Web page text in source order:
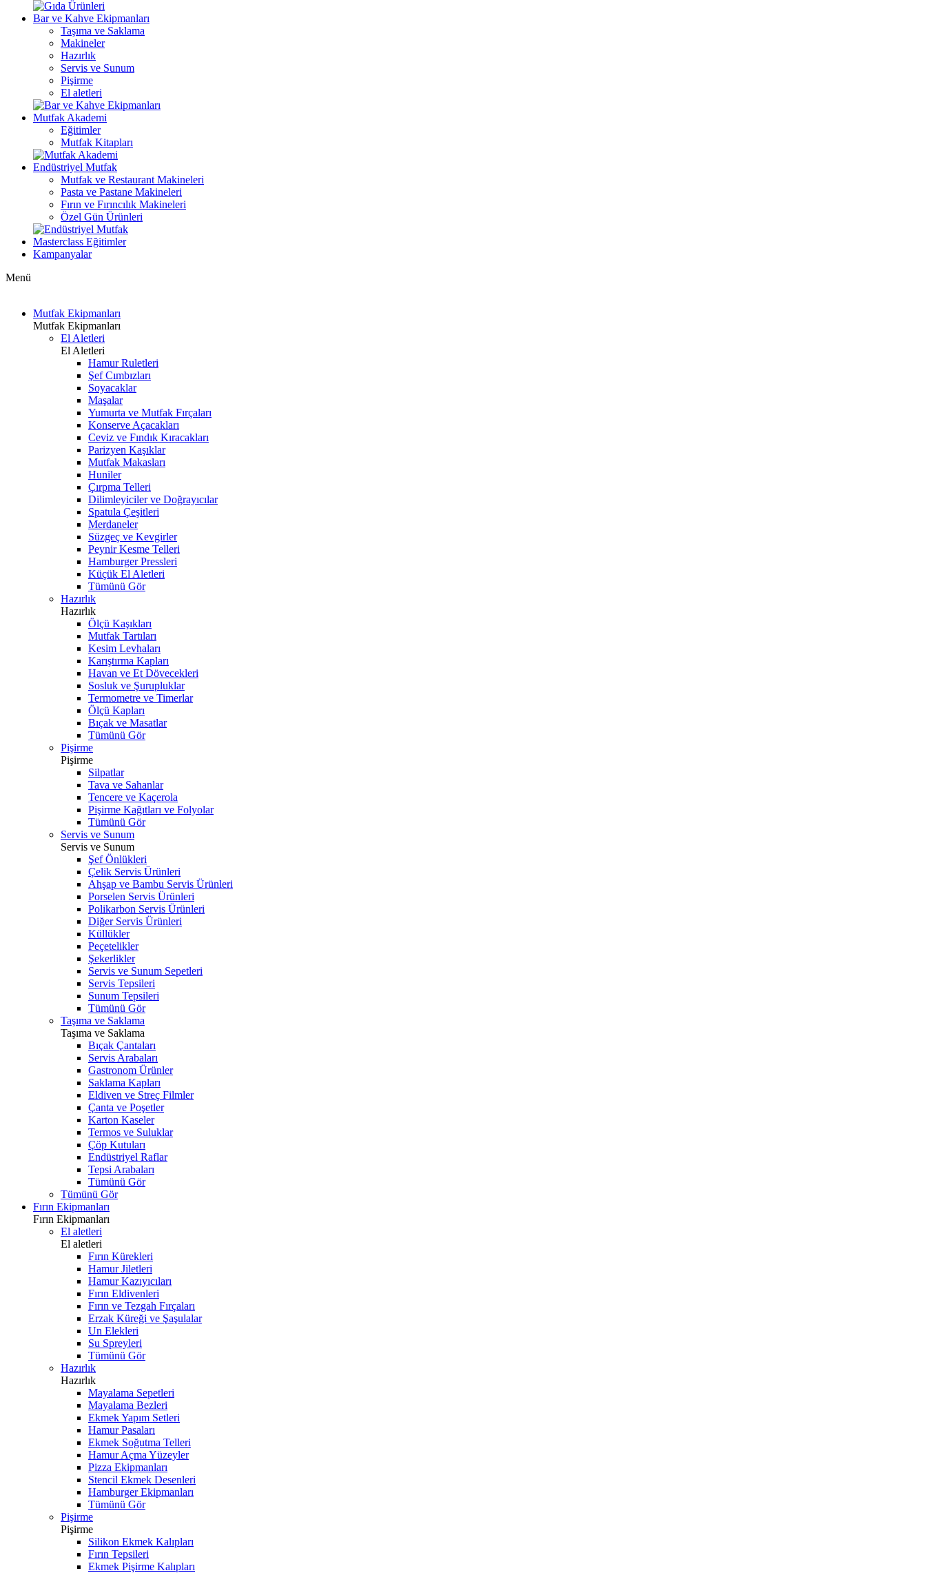
Bar ve Kahve Ekipmanları
Taşıma ve Saklama
Makineler
Hazırlık
Servis ve Sunum
Pişirme
El aletleri
Mutfak Akademi
Eğitimler
Mutfak Kitapları
Endüstriyel Mutfak
Mutfak ve Restaurant Makineleri
Pasta ve Pastane Makineleri
Fırın ve Fırıncılık Makineleri
Özel Gün Ürünleri
Masterclass Eğitimler
Kampanyalar
Menü
Mutfak Ekipmanları
Mutfak Ekipmanları
El Aletleri
El Aletleri
Hamur Ruletleri
Şef Cımbızları
Soyacaklar
Maşalar
Yumurta ve Mutfak Fırçaları
Konserve Açacakları
Ceviz ve Fındık Kıracakları
Parizyen Kaşıklar
Mutfak Makasları
Huniler
Çırpma Telleri
Dilimleyiciler ve Doğrayıcılar
Spatula Çeşitleri
Merdaneler
Süzgeç ve Kevgirler
Peynir Kesme Telleri
Hamburger Pressleri
Küçük El Aletleri
Tümünü Gör
Hazırlık
Hazırlık
Ölçü Kaşıkları
Mutfak Tartıları
Kesim Levhaları
Karıştırma Kapları
Havan ve Et Dövecekleri
Sosluk ve Şurupluklar
Termometre ve Timerlar
Ölçü Kapları
Bıçak ve Masatlar
Tümünü Gör
Pişirme
Pişirme
Silpatlar
Tava ve Sahanlar
Tencere ve Kaçerola
Pişirme Kağıtları ve Folyolar
Tümünü Gör
Servis ve Sunum
Servis ve Sunum
Şef Önlükleri
Çelik Servis Ürünleri
Ahşap ve Bambu Servis Ürünleri
Porselen Servis Ürünleri
Polikarbon Servis Ürünleri
Diğer Servis Ürünleri
Küllükler
Peçetelikler
Şekerlikler
Servis ve Sunum Sepetleri
Servis Tepsileri
Sunum Tepsileri
Tümünü Gör
Taşıma ve Saklama
Taşıma ve Saklama
Bıçak Çantaları
Servis Arabaları
Gastronom Ürünler
Saklama Kapları
Eldiven ve Streç Filmler
Çanta ve Poşetler
Karton Kaseler
Termos ve Suluklar
Çöp Kutuları
Endüstriyel Raflar
Tepsi Arabaları
Tümünü Gör
Tümünü Gör
Fırın Ekipmanları
Fırın Ekipmanları
El aletleri
El aletleri
Fırın Kürekleri
Hamur Jiletleri
Hamur Kazıyıcıları
Fırın Eldivenleri
Fırın ve Tezgah Fırçaları
Erzak Küreği ve Şaşulalar
Un Elekleri
Su Spreyleri
Tümünü Gör
Hazırlık
Hazırlık
Mayalama Sepetleri
Mayalama Bezleri
Ekmek Yapım Setleri
Hamur Pasaları
Ekmek Soğutma Telleri
Hamur Açma Yüzeyler
Pizza Ekipmanları
Stencil Ekmek Desenleri
Hamburger Ekipmanları
Tümünü Gör
Pişirme
Pişirme
Silikon Ekmek Kalıpları
Fırın Tepsileri
Ekmek Pişirme Kalıpları